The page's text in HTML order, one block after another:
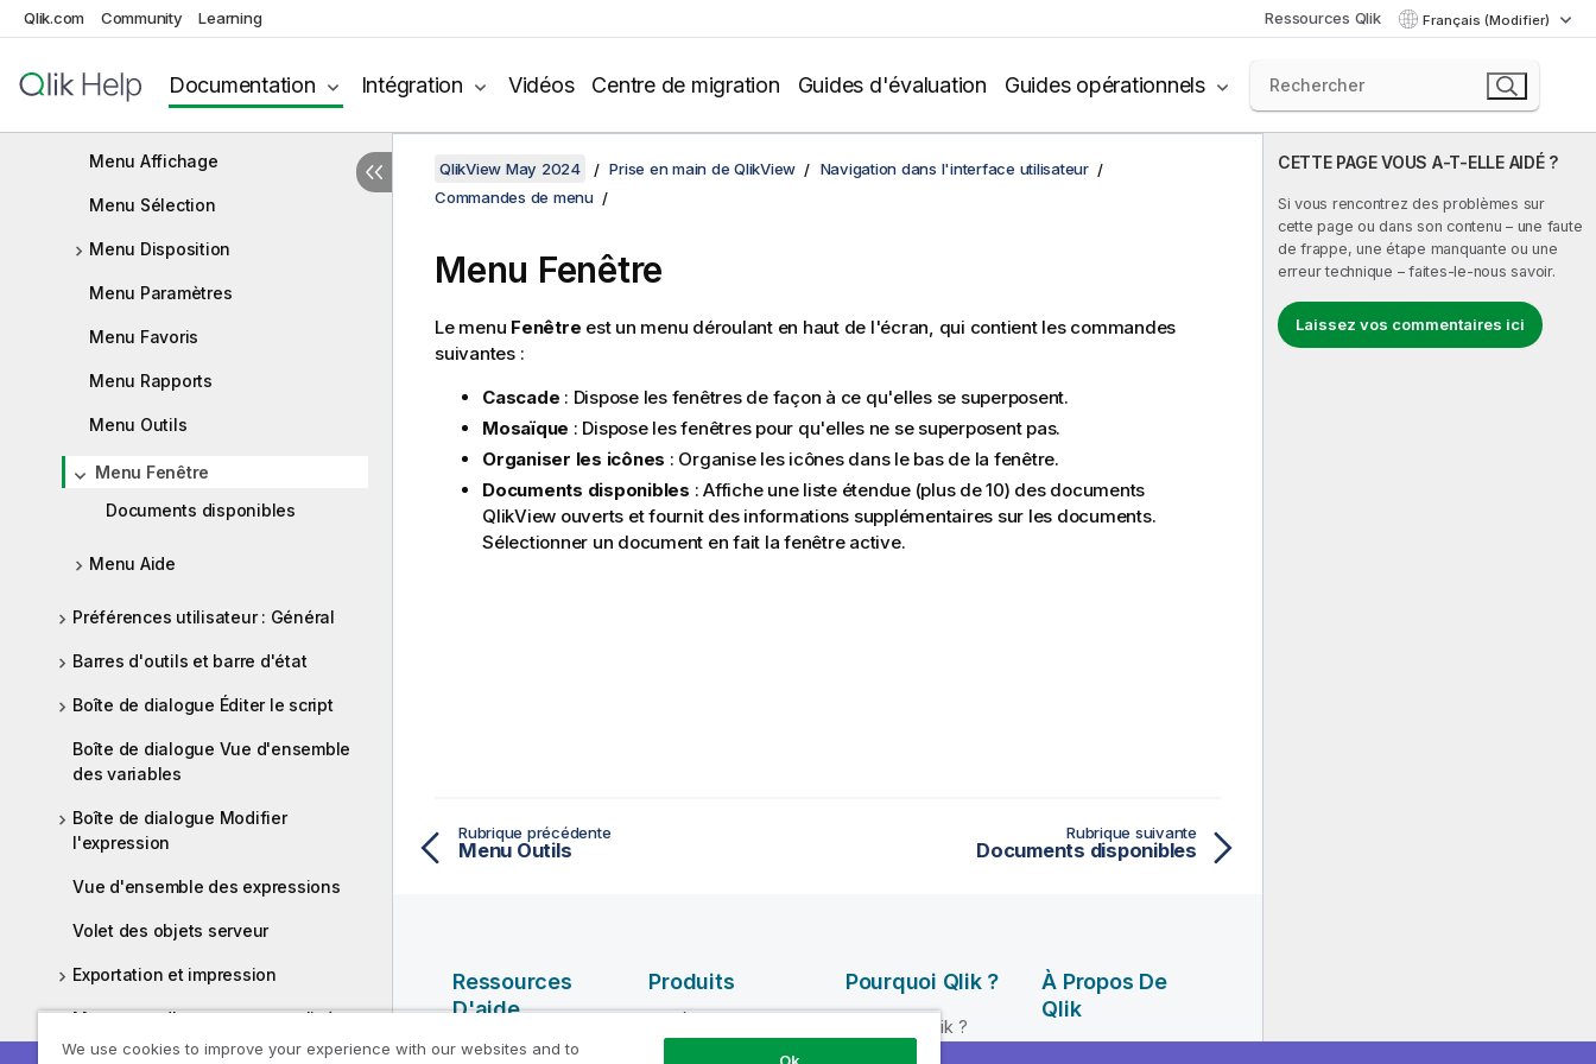
Qlik.com Community Learning Ressources Qlik Français (Modifier)
Documentation Intégration Vidéos Centre de migration Guides d'évaluation Guides opérationnels
Commandes de menu
Menu Fichier
Menu Affichage
Menu Sélection
Menu Disposition
Menu Paramètres
Menu Favoris
Menu Rapports
Menu Outils
Menu Fenêtre
Documents disponibles
Menu Aide
Préférences utilisateur : Général
Barres d'outils et barre d'état
Boîte de dialogue Éditer le script
Boîte de dialogue Vue d'ensemble
des variables
Boîte de dialogue Modifier
l'expression
Vue d'ensemble des expressions
Volet des objets serveur
Exportation et impression
Messages d'erreur personnalisés
CETTE PAGE VOUS A-T-ELLE AIDÉ ?
Si vous rencontrez des problèmes sur
cette page ou dans son contenu – une faute
de frappe, une étape manquante ou une
erreur technique – faites-le-nous savoir.
Laissez vos commentaires ici
QlikView May 2024 Prise en main de QlikView
Navigation dans l'interface utilisateur
Commandes de menu
Menu Fenêtre
Le menu Fenêtre est un menu déroulant en haut de l'écran, qui contient les commandes
suivantes :
Cascade : Dispose les fenêtres de façon à ce qu'elles se superposent.
Mosaïque : Dispose les fenêtres pour qu'elles ne se superposent pas.
Organiser les icônes : Organise les icônes dans le bas de la fenêtre.
Documents disponibles : Affiche une liste étendue (plus de 10) des documents
QlikView ouverts et fournit des informations supplémentaires sur les documents.
Sélectionner un document en fait la fenêtre active.
Rubrique précédente
Menu Outils
Rubrique suivante
Documents disponibles
Ressources
D'aide
Vidéos Qlik Help
Produits
QUALITÉ DE
Pourquoi Qlik ?
Pourquoi Qlik ?
À Propos De
Qlik
We use cookies to improve your experience with our websites and to